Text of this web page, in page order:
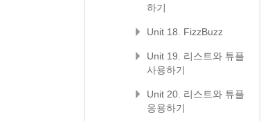
하기
Unit 18. FizzBuzz
Unit 19. 리스트와 튜플
사용하기
Unit 20. 리스트와 튜플
응용하기